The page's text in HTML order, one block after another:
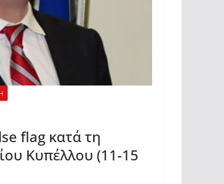
flag κατά τη
Κυπέλλου (11-15